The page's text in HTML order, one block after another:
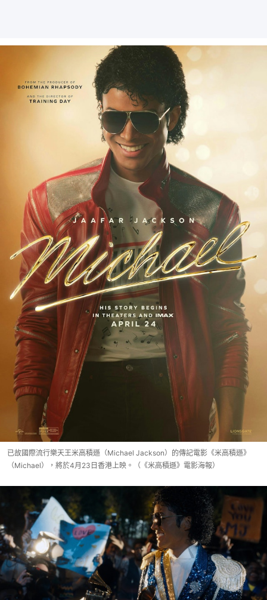
已故國際流行樂天王米高積遜（Michael Jackson）的傳記電影《米高積遜》
（Michael），將於4月23日香港上映。（《米高積遜》電影海報）